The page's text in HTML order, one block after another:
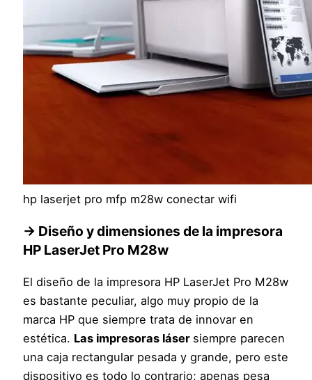
hp laserjet pro mfp m28w conectar wifi
→ Diseño y dimensiones de la impresora
HP LaserJet Pro M28w
El diseño de la impresora HP LaserJet Pro M28w
es bastante peculiar, algo muy propio de la
marca HP que siempre trata de innovar en
estética. Las impresoras láser siempre parecen
una caja rectangular pesada y grande, pero este
dispositivo es todo lo contrario; apenas pesa